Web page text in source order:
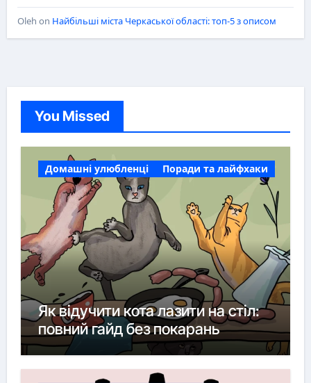
Oleh on Найбільші міста Черкаської області: топ-5 з описом
You Missed
Домашні улюбленці Поради та лайфхаки
Як відучити кота лазити на стіл:
повний гайд без покарань